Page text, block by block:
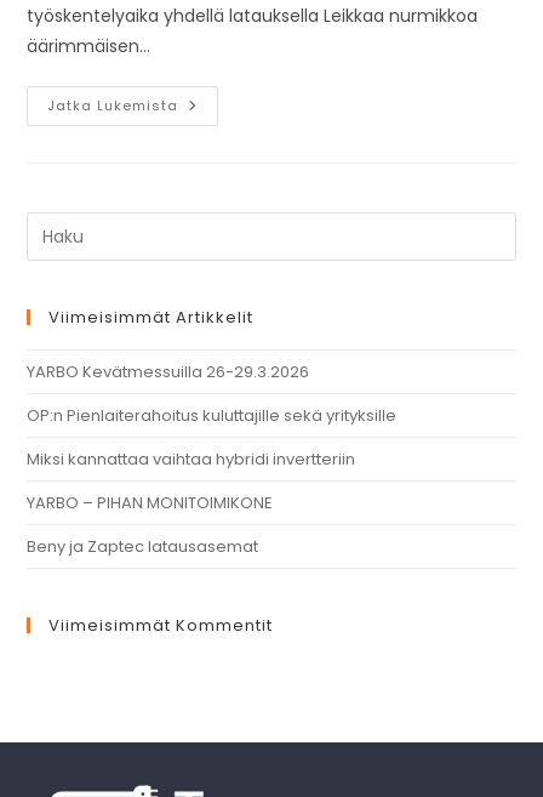
työskentelyaika yhdellä latauksella Leikkaa nurmikkoa
äärimmäisen…
Jatka Lukemista
Viimeisimmät Artikkelit
YARBO Kevätmessuilla 26-29.3.2026
OP:n Pienlaiterahoitus kuluttajille sekä yrityksille
Miksi kannattaa vaihtaa hybridi invertteriin
YARBO – PIHAN MONITOIMIKONE
Beny ja Zaptec latausasemat
Viimeisimmät Kommentit